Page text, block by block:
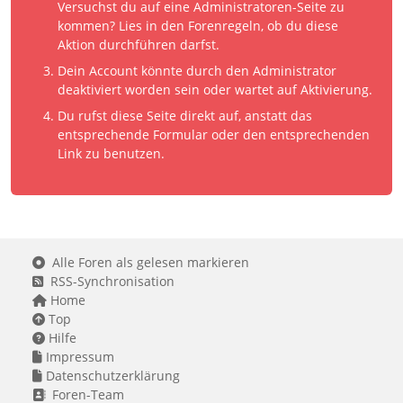
Versuchst du auf eine Administratoren-Seite zu
kommen? Lies in den Forenregeln, ob du diese
Aktion durchführen darfst.
Dein Account könnte durch den Administrator
deaktiviert worden sein oder wartet auf Aktivierung.
Du rufst diese Seite direkt auf, anstatt das
entsprechende Formular oder den entsprechenden
Link zu benutzen.
Alle Foren als gelesen markieren
RSS-Synchronisation
Home
Top
Hilfe
Impressum
Datenschutzerklärung
Foren-Team